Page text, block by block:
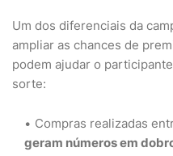
Um dos diferenciais da
ampliar as chances de
podem ajudar o
sorte:
Compras realizadas
geram números em